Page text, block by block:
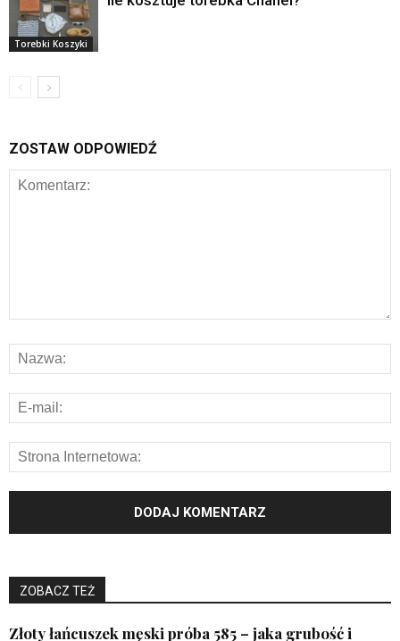
Torebki Koszyki
ZOSTAW ODPOWIEDŹ
ZOBACZ TEŻ
Złoty łańcuszek męski próba 585 – jaka grubość i